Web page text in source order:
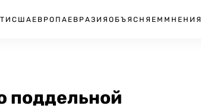
США ЕВРОПА ЕВРАЗИЯ ОБЪЯСНЯЕМ МНЕНИЯ
поддельной